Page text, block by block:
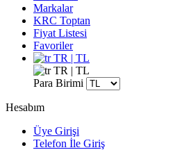
Markalar
KRC Toptan
Fiyat Listesi
Favoriler
TR | TL
TR | TL
Para Birimi
Hesabım
Üye Girişi
Telefon İle Giriş